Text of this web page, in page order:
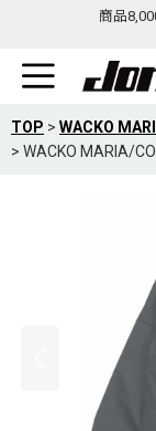
商品
TOP > WACKO
> WACKO MARIA/